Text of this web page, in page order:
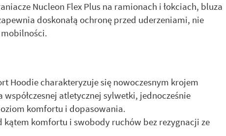
Nucleon Flex Plus na ramionach i łokciach, bluza
doskonałą ochronę przed uderzeniami, nie
Hoodie charakteryzuje się nowoczesnym krojem
atletycznej sylwetki, jednocześnie
komfortu i dopasowania.
komfortu i swobody ruchów bez rezygnacji ze